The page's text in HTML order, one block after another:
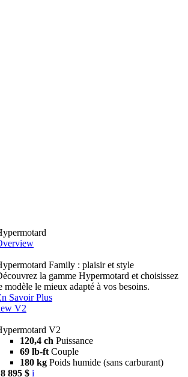
Family : plaisir et style
la gamme Hypermotard et choisissez
modèle le mieux adapté à vos besoins.
Savoir Plus
V2
V2
120,4 ch Puissance
69 lb-ft Couple
180 kg Poids humide (sans carburant)
895 $ i